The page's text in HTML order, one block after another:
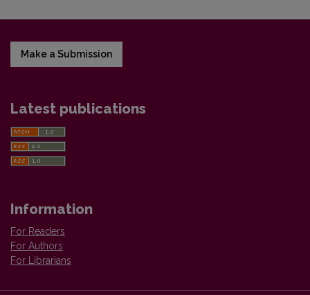
Make a Submission
Latest publications
Information
For Readers
For Authors
For Librarians